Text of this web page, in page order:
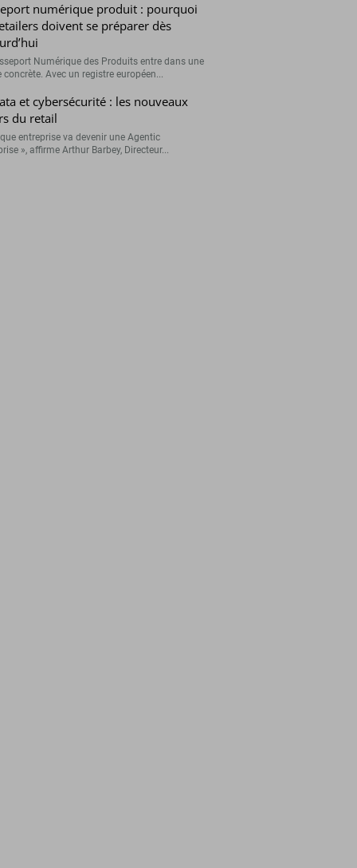
numérique produit : pourquoi
doivent se préparer dès
Numérique des Produits entre dans une
concrète. Avec un registre européen...
et cybersécurité : les nouveaux
du retail
entreprise va devenir une Agentic
», affirme Arthur Barbey, Directeur...